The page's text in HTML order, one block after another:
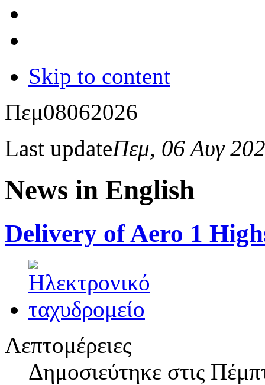
Skip to content
Πεμ08062026
Last updateΠεμ, 06 Αυγ
News in English
Delivery of Aero 1
Λεπτομέρειες
Δημοσιεύτηκε στις